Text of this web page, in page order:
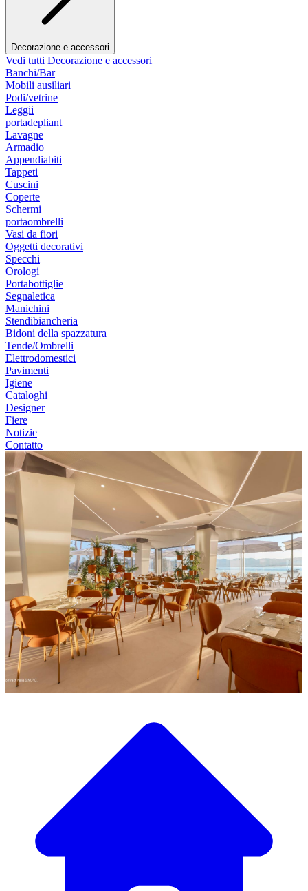
Decorazione e accessori
Vedi tutti Decorazione e accessori
Banchi/Bar
Mobili ausiliari
Podi/vetrine
Leggii
portadepliant
Lavagne
Armadio
Appendiabiti
Tappeti
Cuscini
Coperte
Schermi
portaombrelli
Vasi da fiori
Oggetti decorativi
Specchi
Orologi
Portabottiglie
Segnaletica
Manichini
Stendibiancheria
Bidoni della spazzatura
Tende/Ombrelli
Elettrodomestici
Pavimenti
Igiene
Cataloghi
Designer
Fiere
Notizie
Contatto
Scopri la nostra ampia selezione di mobili di design
Il Nostro Catalogo Mobili